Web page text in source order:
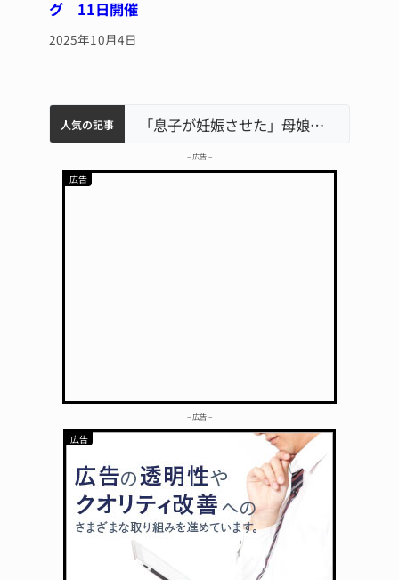
グ 11日開催
2025年10月4日
人気の記事
名張市水道料金47％値上げへ 答申案、審議会で大筋まとまる
中学校の陶壁モニュメント 地元建設会社がボランティアで清掃 伊賀名張市立病院のDMAT、熊本地震の被災地へ 能登以来3回目の派遣 「息子が妊娠させた」母娘だまされ400万円詐欺被害 名張
– 広告 –
– 広告 –